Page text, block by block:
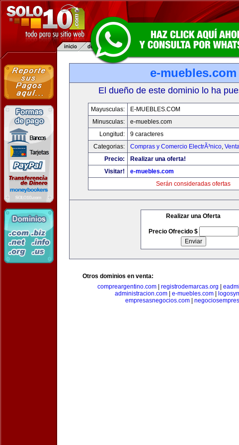
e-muebles.com
El dueño de este dominio lo ha
Mayusculas:
E-MUEBLES.COM
Minusculas:
e-muebles.com
Longitud:
9 caracteres
Categorias:
Compras y Comercio ElectrÃ³nico,
Precio:
Realizar una oferta!
Visitar!
e-muebles.com
Serán consideradas ofertas
Realizar una Oferta
Precio Ofrecido $
Otros dominios en venta:
compreargentino.com
registrodemarcas.org
administracion.com
e-muebles.com
empresasnegocios.com|